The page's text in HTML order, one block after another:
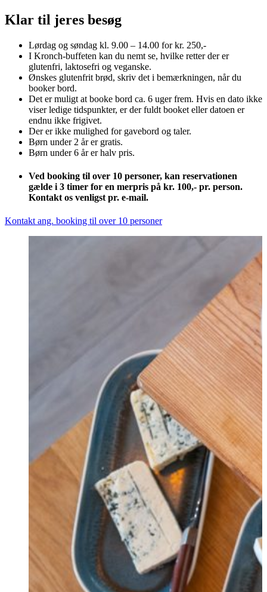
Klar til jeres besøg
Lørdag og søndag kl. 9.00 – 14.00 for kr. 250,-
I Kronch-buffeten kan du nemt se, hvilke retter der er
glutenfri, laktosefri og veganske.
Ønskes glutenfrit brød, skriv det i bemærkningen, når du
booker bord.
Det er muligt at booke bord ca. 6 uger frem. Hvis en dato ikke
viser ledige tidspunkter, er der fuldt booket eller datoen er
endnu ikke frigivet.
Der er ikke mulighed for gavebord og taler.
Børn under 2 år er gratis.
Børn under 6 år er halv pris.
Ved booking til over 10 personer, kan reservationen
gælde i 3 timer for en merpris på kr. 100,- pr. person.
Kontakt os venligst pr. e-mail.
Kontakt ang. booking til over 10 personer